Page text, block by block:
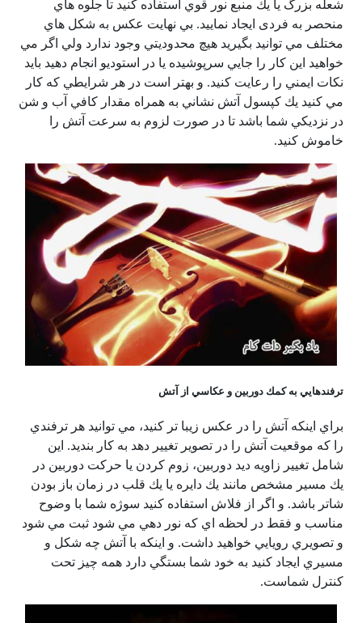
شعله بزرگ يا يك منبع نور قوي استفاده كنيد تا جلوه هاي
منحصر به فردی ايجاد نماييد. بي نهايت عكس به شكل هاي
مختلف مي توانيد بگيريد هيچ محدوديتي وجود ندارد ولي اگر مي
خواهيد اين كار را جايي سرپوشيده يا در استوديو انجام دهيد بايد
نكات ايمني را رعايت كنيد. و بهتر است در هر شرايطي كه كار
مي كنيد يك كپسول آتش نشاني به همراه مقدار كافي آب و شن
در نزديكي شما باشد تا در صورت لزوم به سرعت آتش را
خاموش كنيد.
ترفندهايي به كمك دوربين و عكاسي از آتش
براي اينكه آتش را در عكس زيبا تر كنيد، مي توانيد هر ترفندي
را كه موقعيت آتش را در تصوير تغيير دهد به كار بنديد. اين
شامل تغيير زاويه ديد دوربين، زوم كردن يا حركت دوربين در
يك مسير مشخص مانند يك دايره يا يك قلب در زمان باز بودن
شاتر باشد. و اگر از فلاش استفاده كنيد سوژه شما با وضوح
مناسب و فقط در لحظه اي كه نور دهي مي شود ثبت مي شود
و تصويري رويايي خواهيد داشت. و اينكه با آتش چه شكل و
مسيري ايجاد كنيد به خود شما بستگي دارد همه چیز تحت
كنترل شماست.